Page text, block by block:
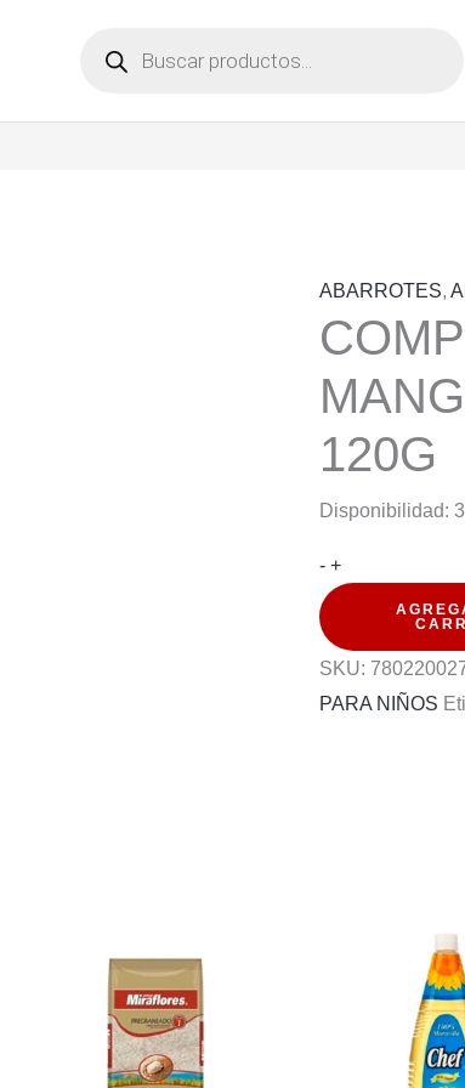
productos
ABARROTES,
120G
Disponibilidad:
- COMPOTA
VIVO
MANGO-
MARACUYA
120G
+
SKU:
PARA NIÑOS